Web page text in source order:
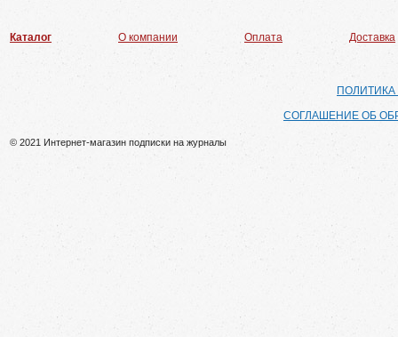
Каталог О компании Оплата Доставка
СОГЛАШЕНИЕ ОБ
© 2021 Интернет-магазин подписки на журналы